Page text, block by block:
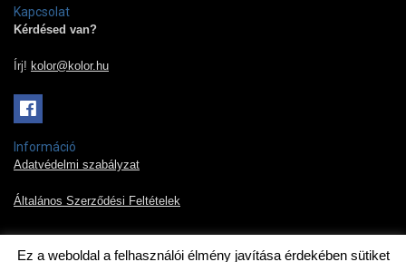
Kapcsolat
Kérdésed van?
Írj! kolor@kolor.hu
Információ
Adatvédelmi szabályzat
Általános Szerződési Feltételek
Ez a weboldal a felhasználói élmény javítása érdekében sütiket